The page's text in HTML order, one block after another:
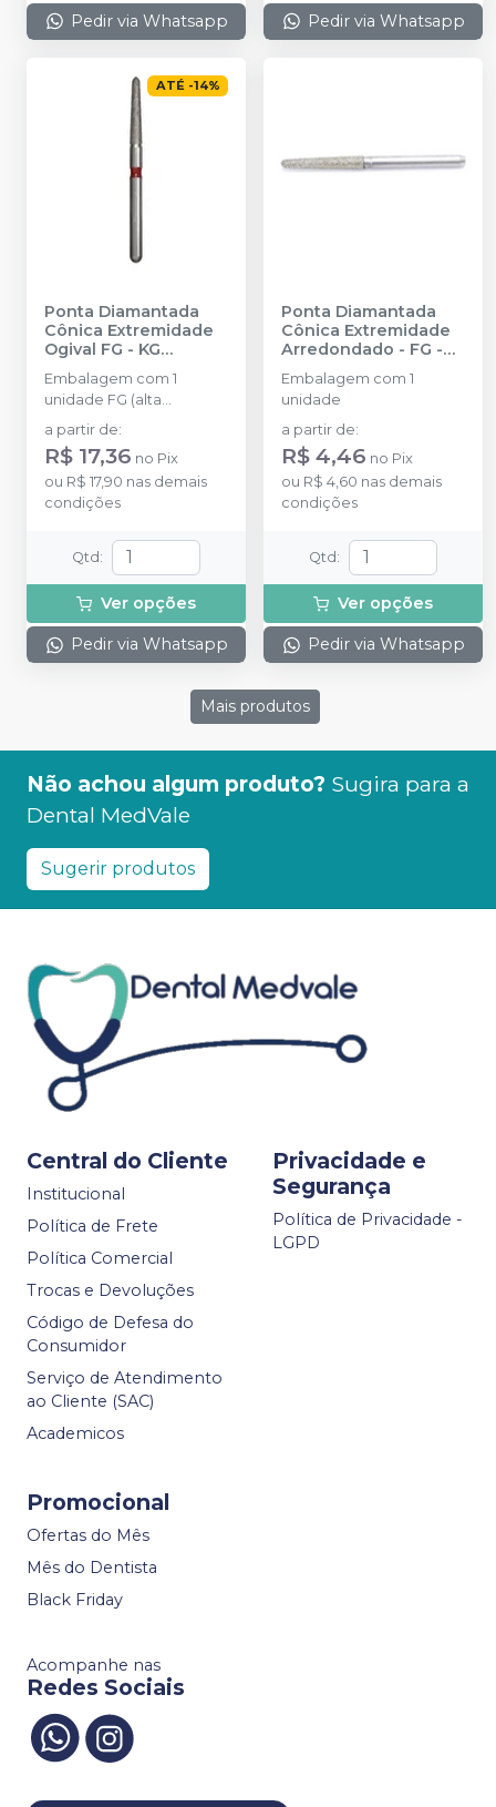
Pedir via Whatsapp Pedir via Whatsapp
ATÉ -14%
Ponta Diamantada
Cônica Extremidade
Ogival FG - KG
SORENSEN
Embalagem com 1
unidade FG (alta
rotação).
a partir de:
R$ 17,36 no Pix
ou R$ 17,90 nas demais
condições
Qtd :
Ver opções
Pedir via Whatsapp
Ponta Diamantada
Cônica Extremidade
Arredondado - FG -
FAVA
Embalagem com 1
unidade
a partir de:
R$ 4,46 no Pix
ou R$ 4,60 nas demais
condições
Qtd :
Ver opções
Pedir via Whatsapp
Mais produtos
Não achou algum produto? Sugira para a
Dental MedVale
Sugerir produtos
Central do Cliente
Institucional
Política de Frete
Política Comercial
Trocas e Devoluções
Código de Defesa do
Consumidor
Serviço de Atendimento
ao Cliente (SAC)
Academicos
Privacidade e
Segurança
Política de Privacidade -
LGPD
Promocional
Ofertas do Mês
Mês do Dentista
Black Friday
Acompanhe nas
Redes Sociais